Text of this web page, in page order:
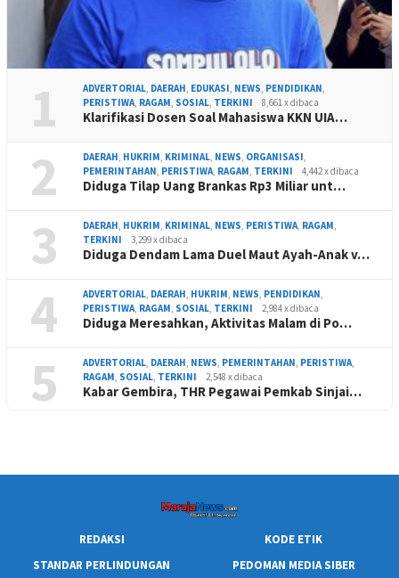
1 ADVERTORIAL, DAERAH, EDUKASI, NEWS, PENDIDIKAN,
PERISTIWA, RAGAM, SOSIAL, TERKINI 8,661 x dibaca
Klarifikasi Dosen Soal Mahasiswa KKN UIA…
2 DAERAH, HUKRIM, KRIMINAL, NEWS, ORGANISASI,
PEMERINTAHAN, PERISTIWA, RAGAM, TERKINI 4,442 x dibaca
Diduga Tilap Uang Brankas Rp3 Miliar unt…
3 DAERAH, HUKRIM, KRIMINAL, NEWS, PERISTIWA, RAGAM,
TERKINI
3,299 x dibaca
Diduga Dendam Lama Duel Maut Ayah-Anak v…
4 ADVERTORIAL, DAERAH, HUKRIM, NEWS, PENDIDIKAN,
PERISTIWA, RAGAM, SOSIAL, TERKINI 2,984 x dibaca
Diduga Meresahkan, Aktivitas Malam di Po…
5 ADVERTORIAL, DAERAH, NEWS, PEMERINTAHAN, PERISTIWA,
RAGAM, SOSIAL, TERKINI 2,548 x dibaca
Kabar Gembira, THR Pegawai Pemkab Sinjai…
REDAKSI
KODE ETIK
STANDAR PERLINDUNGAN
PEDOMAN MEDIA SIBER